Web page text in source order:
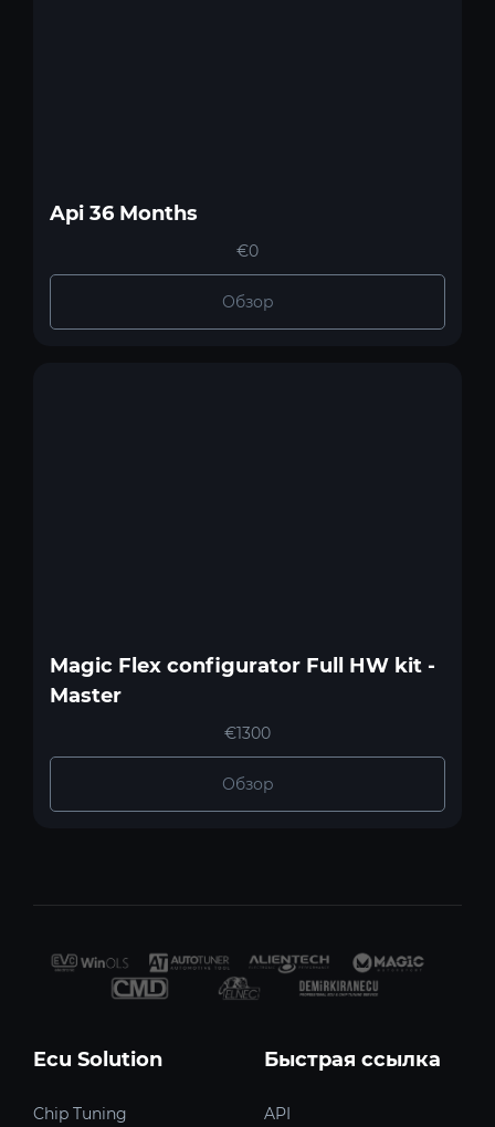
Api 36 Months
€0
Обзор
Magic Flex configurator Full HW kit -
Master
€1300
Обзор
Ecu Solution
Chip Tuning
Быстрая ссылка
API